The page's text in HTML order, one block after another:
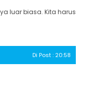
luar biasa. Kita harus
Di Post : 20:58